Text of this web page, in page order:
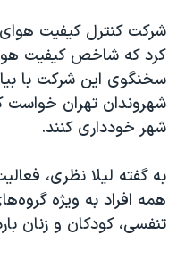
آرشیو پخش زنده
مجموعه مستندهای دادخواهی
تریبونال مردمی آبان ۹۸
دادگاه حمید نوری
چهل سال گروگان‌گیری
اعتراضات مردمی آبان ۹۸
اسرائیل در جنگ
شرکت کنترل کیفیت
سخنگوی این شرکت با بیان
شهروندان تهران خواست
شهر خودداری کنند.
به گفته لیلا نظری،
همه افراد به ویژه
تنفسی، کودکان و زنان